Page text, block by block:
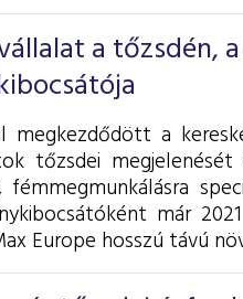
a tőzsdén,
megkezdődött a
tőzsdei
fémmegmunkálásra
már
Europe hosszú távú